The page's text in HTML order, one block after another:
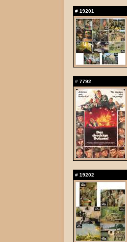
# 19201
# 7792
# 19202